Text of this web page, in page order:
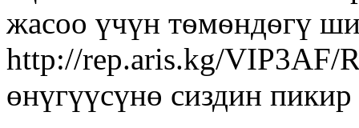
жасоо үчүн тѳмѳндѳгү
http://rep.aris.kg/VIP3AF/
өнүгүүсүнө сиздин